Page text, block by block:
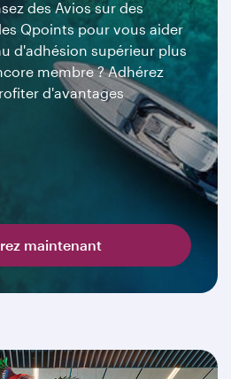
des Avios sur des
Qpoints pour vous aider
d'adhésion supérieur plus
membre ? Adhérez
d'avantages
maintenant